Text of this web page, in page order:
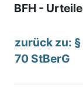
BFH - Urteile
zurück zu: §
70 StBerG